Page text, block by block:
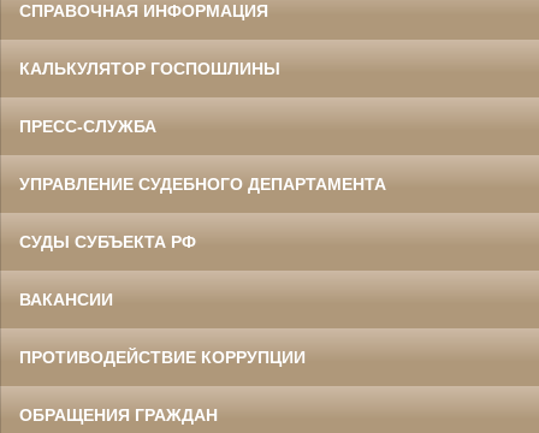
СПРАВОЧНАЯ ИНФОРМАЦИЯ
КАЛЬКУЛЯТОР ГОСПОШЛИНЫ
ПРЕСС-СЛУЖБА
УПРАВЛЕНИЕ СУДЕБНОГО ДЕПАРТАМЕНТА
СУДЫ СУБЪЕКТА РФ
ВАКАНСИИ
ПРОТИВОДЕЙСТВИЕ КОРРУПЦИИ
ОБРАЩЕНИЯ ГРАЖДАН